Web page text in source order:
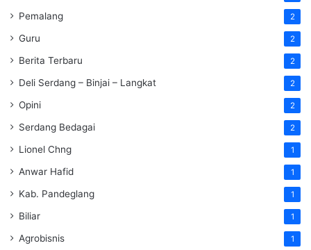
Pemalang 2
Guru 2
Berita Terbaru 2
Deli Serdang – Binjai – Langkat 2
Opini 2
Serdang Bedagai 2
Lionel Chng 1
Anwar Hafid 1
Kab. Pandeglang 1
Biliar 1
Agrobisnis 1